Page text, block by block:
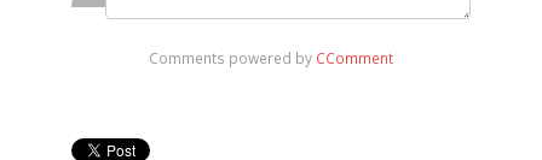
Comments powered by CComment